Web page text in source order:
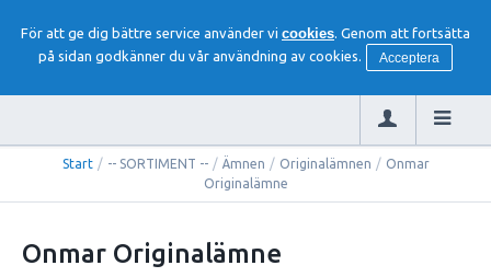
För att ge dig bättre service använder vi cookies. Genom att fortsätta
på sidan godkänner du vår användning av cookies.
Acceptera
Start / -- SORTIMENT -- / Ämnen / Originalämnen / Onmar
Originalämne
Onmar Originalämne